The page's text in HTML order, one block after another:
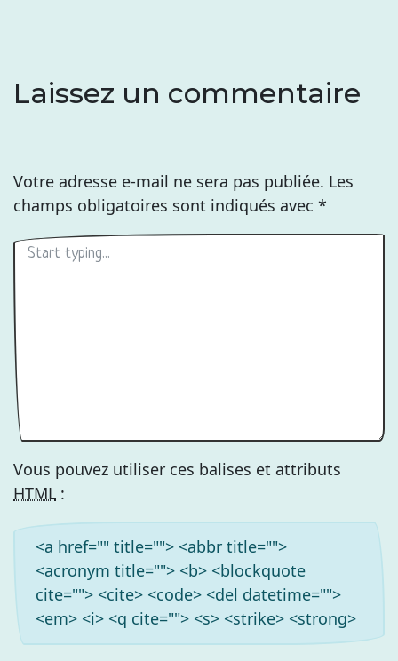
Laissez un commentaire
Votre adresse e-mail ne sera pas publiée. Les
champs obligatoires sont indiqués avec *
Vous pouvez utiliser ces balises et attributs
HTML :
<a href="" title=""> <abbr title="">
<acronym title=""> <b> <blockquote
cite=""> <cite> <code> <del datetime="">
<em> <i> <q cite=""> <s> <strike> <strong>